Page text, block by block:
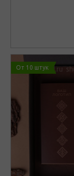
От 10 штук